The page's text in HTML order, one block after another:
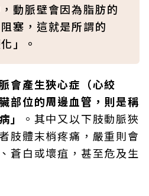
動脈壁會因為脂肪的
塞，這就是所謂的
」。
會產生狹心症（心絞
部位的周邊血管，則是稱
」
。其中又以下肢動脈狹
肢體末梢疼痛，嚴重則會
蒼白或壞疽，甚至危及生